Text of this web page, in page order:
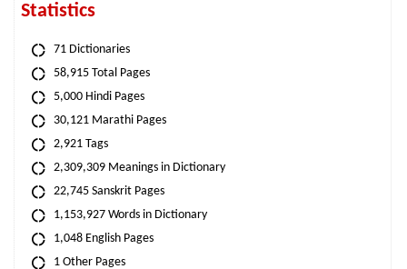
Statistics
71 Dictionaries
58,915 Total Pages
5,000 Hindi Pages
30,121 Marathi Pages
2,921 Tags
2,309,309 Meanings in Dictionary
22,745 Sanskrit Pages
1,153,927 Words in Dictionary
1,048 English Pages
1 Other Pages